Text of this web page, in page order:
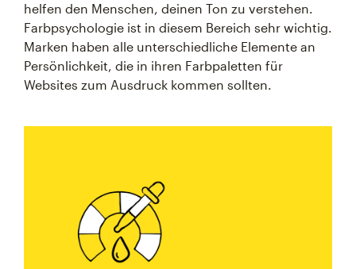
helfen den Menschen, deinen Ton zu verstehen.
Farbpsychologie ist in diesem Bereich sehr wichtig.
Marken haben alle unterschiedliche Elemente an
Persönlichkeit, die in ihren Farbpaletten für
Websites zum Ausdruck kommen sollten.